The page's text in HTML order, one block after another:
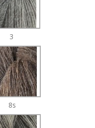
3
8s